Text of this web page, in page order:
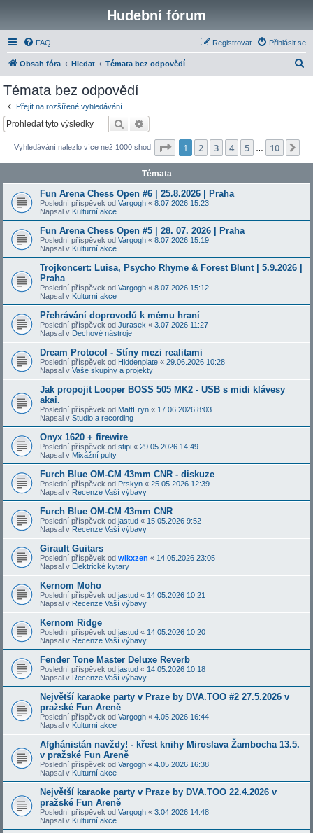
Hudební fórum
FAQ Přihlásit se
Registrovat
Obsah fóra Hledat Témata bez odpovědí
Témata bez odpovědí
Přejít na rozšířené vyhledávání
Hledat
Vyhledávání nalezlo více než 1000 shod Stránka z 10
1 2 3 4 5 10
Témata
Fun Arena Chess Open #6 | 25.8.2026 | Praha
Poslední příspěvek od Vargogh « 8.07.2026 15:23
Napsal v Kulturní akce
Fun Arena Chess Open #5 | 28. 07. 2026 | Praha
Poslední příspěvek od Vargogh « 8.07.2026 15:19
Napsal v Kulturní akce
Trojkoncert: Luisa, Psycho Rhyme & Forest Blunt | 5.9.2026 |
Praha
Poslední příspěvek od Vargogh « 8.07.2026 15:12
Napsal v Kulturní akce
Přehrávání doprovodů k mému hraní
Poslední příspěvek od Jurasek « 3.07.2026 11:27
Napsal v Dechové nástroje
Dream Protocol - Stíny mezi realitami
Poslední příspěvek od Hiddenplate « 29.06.2026 10:28
Napsal v Vaše skupiny a projekty
Jak propojit Looper BOSS 505 MK2 - USB s midi klávesy
akai.
Poslední příspěvek od MattEryn « 17.06.2026 8:03
Napsal v Studio a recording
Onyx 1620 + firewire
Poslední příspěvek od stipi « 29.05.2026 14:49
Napsal v Mixážní pulty
Furch Blue OM-CM 43mm CNR - diskuze
Poslední příspěvek od Prskyn « 25.05.2026 12:39
Napsal v Recenze Vaší výbavy
Furch Blue OM-CM 43mm CNR
Poslední příspěvek od jastud « 15.05.2026 9:52
Napsal v Recenze Vaší výbavy
Girault Guitars
Poslední příspěvek od wikxzen « 14.05.2026 23:05
Napsal v Elektrické kytary
Kernom Moho
Poslední příspěvek od jastud « 14.05.2026 10:21
Napsal v Recenze Vaší výbavy
Kernom Ridge
Poslední příspěvek od jastud « 14.05.2026 10:20
Napsal v Recenze Vaší výbavy
Fender Tone Master Deluxe Reverb
Poslední příspěvek od jastud « 14.05.2026 10:18
Napsal v Recenze Vaší výbavy
Největší karaoke party v Praze by DVA.TOO #2 27.5.2026 v
pražské Fun Areně
Poslední příspěvek od Vargogh « 4.05.2026 16:44
Napsal v Kulturní akce
Afghánistán navždy! - křest knihy Miroslava Žambocha 13.5.
v pražské Fun Areně
Poslední příspěvek od Vargogh « 4.05.2026 16:38
Napsal v Kulturní akce
Největší karaoke party v Praze by DVA.TOO 22.4.2026 v
pražské Fun Areně
Poslední příspěvek od Vargogh « 3.04.2026 14:48
Napsal v Kulturní akce